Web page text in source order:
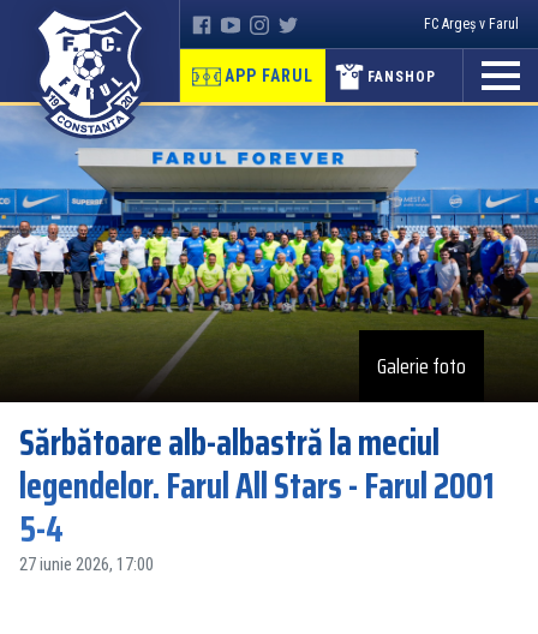
FC Argeș v Farul
APP FARUL FANSHOP
Galerie foto
Sărbătoare alb-albastră la meciul
legendelor. Farul All Stars - Farul 2001
5-4
27 iunie 2026, 17:00